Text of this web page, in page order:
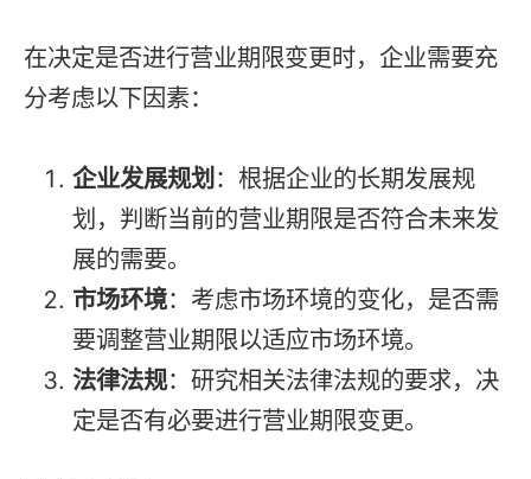
在决定是否进行营业期限变更时，企业需要充
分考虑以下因素：
企业发展规划 ：根据企业的长期发展规
划，判断当前的营业期限是否符合未来发
展的需要。
市场环境：考虑市场环境的变化，是否需
要调整营业期限以适应市场环境。
法律法规：研究相关法律法规的要求，决
定是否有必要进行营业期限变更。